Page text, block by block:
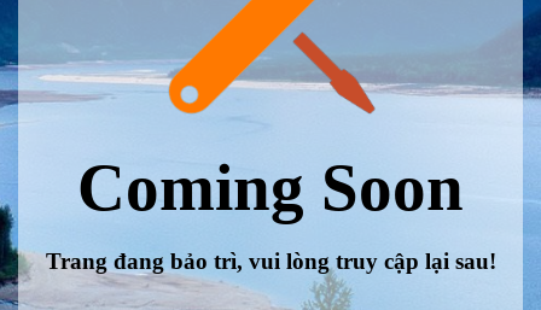
Coming Soon
Trang đang bảo trì, vui lòng truy cập lại sau!